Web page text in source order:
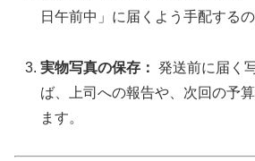
日午前中」に届くよう手配する
実物写真の保存： 発送前に届く
ば、上司への報告や、次回の予
ます。